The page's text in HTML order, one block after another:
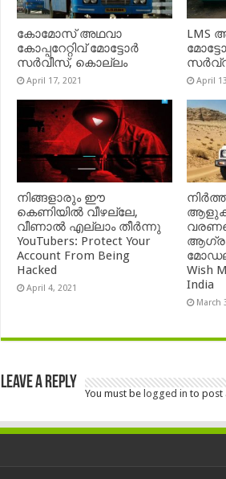
കോമോസ് അഥവാ
കോപ്പറേറ്റിവ് മോട്ടോര്‍
സര്‍വീസ്, കൊല്ലം
April 17, 2021
LMS
April
നിങ്ങളാരും ഈ
കെണിയിൽ വീഴല്ലേ,
വീണാൽ എല്ലാം തീർന്നു
YouTubers: Protect Your
Account From Being
Hacked
April 4, 2021
Wish
India
March
Leave a Reply
You must be logged in to post